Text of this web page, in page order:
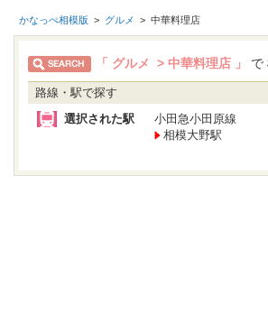
かなっぺ相模版 > グルメ > 中華料理店
「 グルメ > 中華料理店 」 で
路線・駅で探す
選択された駅
小田急小田原線
相模大野駅